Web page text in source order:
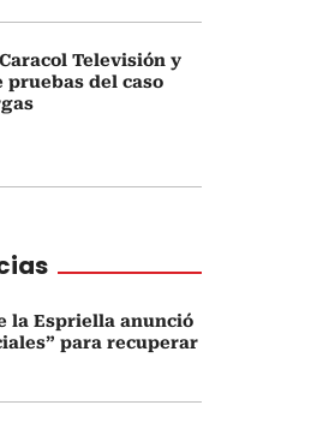
Televisión y
pruebas del caso
la Espriella anunció
para recuperar